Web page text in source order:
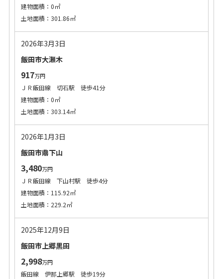
建物面積：0㎡
土地面積：301.86㎡
2026年3月3日
飯田市大瀬木
917万円
ＪＲ飯田線 切石駅 徒歩41分
建物面積：0㎡
土地面積：303.14㎡
2026年1月3日
飯田市鼎下山
3,480万円
ＪＲ飯田線 下山村駅 徒歩4分
建物面積：115.92㎡
土地面積：229.2㎡
2025年12月9日
飯田市上郷黒田
2,998万円
飯田線 伊那上郷駅 徒歩19分